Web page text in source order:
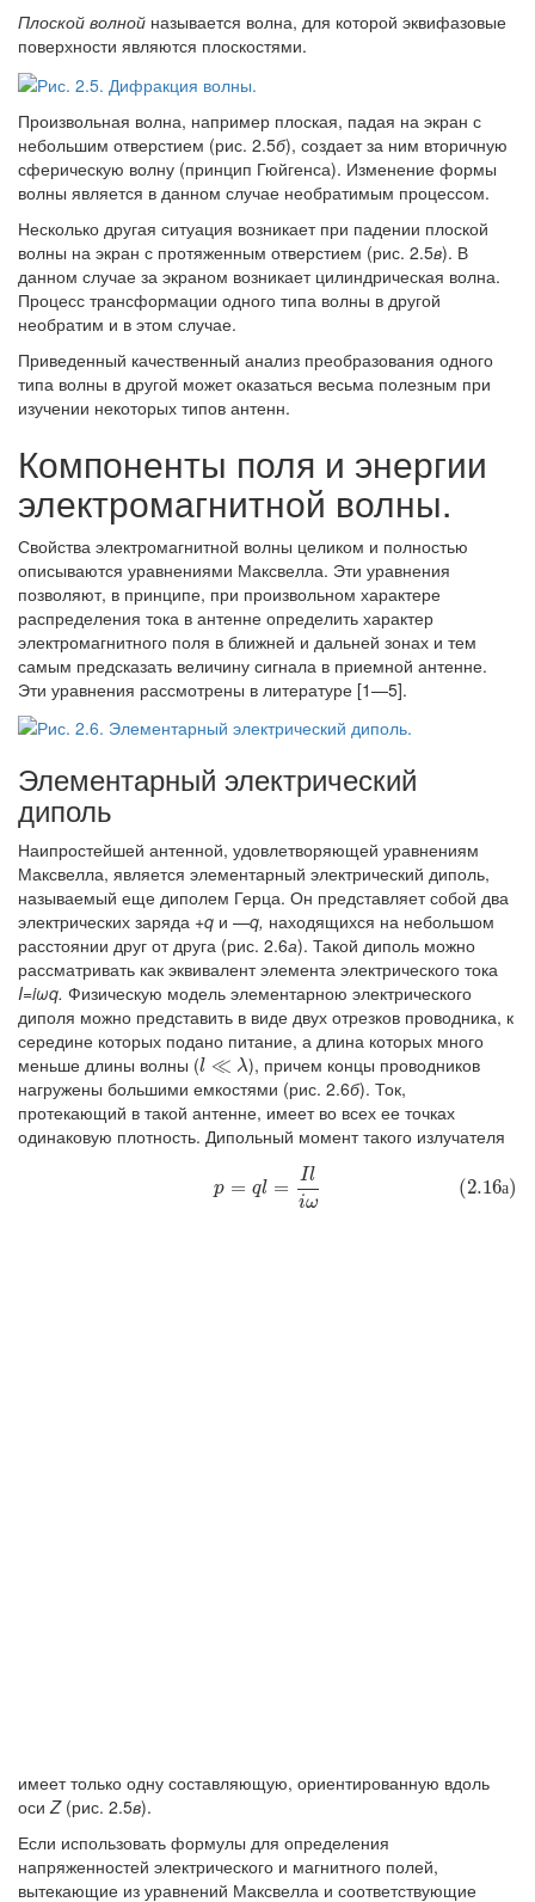
Плоской волной называется волна, для которой эквифазовые
поверхности являются плоскостями.
Произвольная волна, например плоская, падая на экран с
небольшим отверстием (рис. 2.5б), создает за ним вторичную
сферическую волну (принцип Гюйгенса). Изменение формы
волны является в данном случае необратимым процессом.
Несколько другая ситуация возникает при падении плоской
волны на экран с протяженным отверстием (рис. 2.5в). В
данном случае за экраном возникает цилиндрическая волна.
Процесс трансформации одного типа волны в другой
необратим и в этом случае.
Приведенный качественный анализ преобразования одного
типа волны в другой может оказаться весьма полезным при
изучении некоторых типов антенн.
Компоненты поля и энергии
электромагнитной волны.
Свойства электромагнитной волны целиком и полностью
описываются уравнениями Максвелла. Эти уравнения
позволяют, в принципе, при произвольном характере
распределения тока в антенне определить характер
электромагнитного поля в ближней и дальней зонах и тем
самым предсказать величину сигнала в приемной антенне.
Эти уравнения рассмотрены в литературе [1—5].
Элементарный электрический
диполь
Наипростейшей антенной, удовлетворяющей уравнениям
Максвелла, является элементарный электрический диполь,
называемый еще диполем Герца. Он представляет собой два
электрических заряда +q и —q, находящихся на небольшом
расстоянии друг от друга (рис. 2.6а). Такой диполь можно
рассматривать как эквивалент элемента электрического тока
I=iωq. Физическую модель элементарною электрического
диполя можно представить в виде двух отрезков проводника, к
середине которых подано питание, а длина которых много
меньше длины волны (l ≪ λ
l≪λ
), причем концы проводников
нагружены большими емкостями (рис. 2.6б). Ток,
протекающий в такой антенне, имеет во всех ее точках
одинаковую плотность. Дипольный момент такого излучателя
p = ql =
Il
iω
(2.16а)
p =Ili
имеет только одну составляющую, ориентированную вдоль
оси Z(рис. 2.5в).
Если использовать формулы для определения
напряженностей электрического и магнитного полей,
вытекающие из уравнений Максвелла и соответствующие